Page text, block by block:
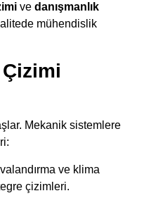
ve danışmanlık
mühendislik
Mekanik sistemlere
ve klima
çizimleri.